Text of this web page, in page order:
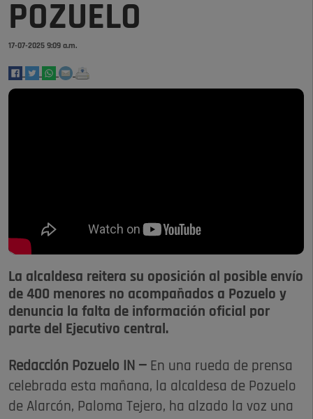
POZUELO
17-07-2025 9:09 a.m.
La alcaldesa reitera su oposición al posible envío
de 400 menores no acompañados a Pozuelo y
denuncia la falta de información oficial por
parte del Ejecutivo central.
Redacción Pozuelo IN — En una rueda de prensa
celebrada esta mañana, la alcaldesa de Pozuelo
de Alarcón, Paloma Tejero, ha alzado la voz una